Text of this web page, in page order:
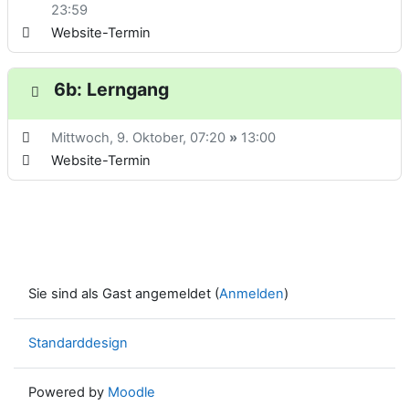
23:59
Website-Termin
6b: Lerngang
Mittwoch, 9. Oktober, 07:20 »13:00
Website-Termin
Sie sind als Gast angemeldet (Anmelden)
Standarddesign
Powered by Moodle